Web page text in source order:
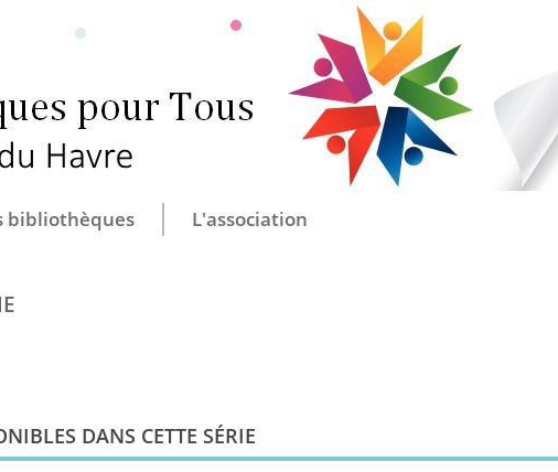
CULTURE ET BIBLIOTHÈQUES POUR
CENTRE DÉPARTEMENTAL DU
bibliothèques L'association
DANS CETTE SÉRIE